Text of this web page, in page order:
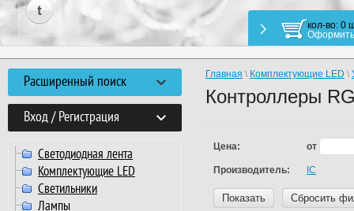
кол-во: 0
Оформить
Расширенный поиск
Вход / Регистрация
Светодиодная лента
Комплектующие LED
Светильники
Лампы
Главная \ Комплектующие LED \
Контроллеры
Цена: от
Производитель: IC
Показать Сбросить